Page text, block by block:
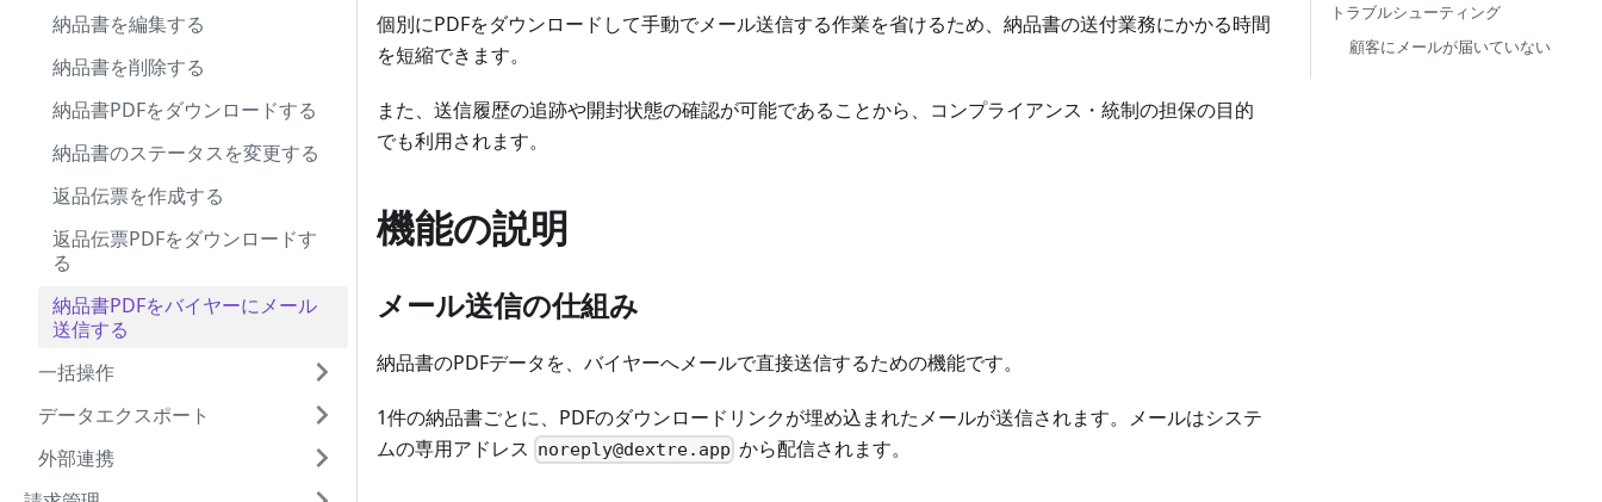
納品書を編集する
納品書を削除する
納品書PDFをダウンロードする
納品書のステータスを変更する
返品伝票を作成する
返品伝票PDFをダウンロードす
る
納品書PDFをバイヤーにメール
送信する
一括操作
データエクスポート
外部連携
個別にPDFをダウンロードして手動でメール送信する作業を省けるため、納品書の送付業務にかかる時間
を短縮できます。
また、送信履歴の追跡や開封状態の確認が可能であることから、コンプライアンス・統制の担保の目的
でも利用されます。
機能の説明
メール送信の仕組み
納品書のPDFデータを、バイヤーへメールで直接送信するための機能です。
1件の納品書ごとに、PDFのダウンロードリンクが埋め込まれたメールが送信されます。メールはシステ
ムの専用アドレス noreply@dextre.app から配信されます。
トラブルシューティング
顧客にメールが届いていない